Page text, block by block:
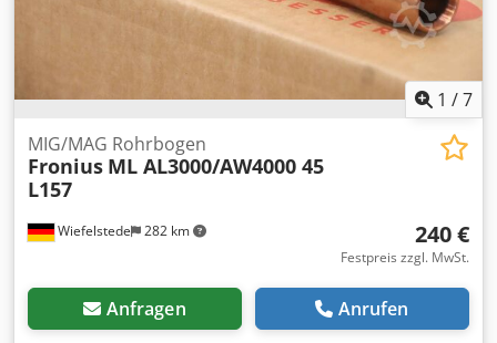
1 /7
Wiefelstede 282 km
MIG/MAG Rohrbogen
Fronius ML AL3000/AW4000 45
L157
240 €
Festpreis zzgl. MwSt.
Anfragen Anrufen